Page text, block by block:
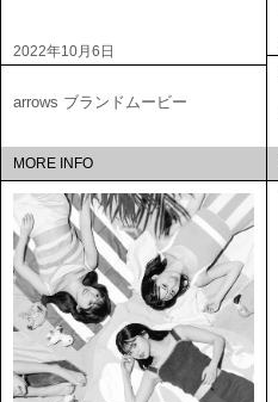
2022年10月6日
arrows ブランドムービー
MORE INFO